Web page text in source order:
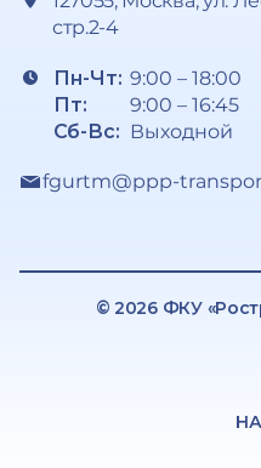
стр.2-4
Пн-Чт:
Пт:
Сб-Вс:
9:00 – 18:00
9:00 – 16:45
Выходной
fgurtm@ppp-
© 2026 ФКУ